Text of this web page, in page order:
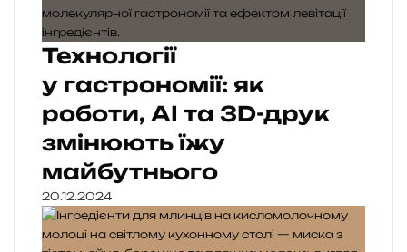
Технології
у гастрономії: як
роботи, AI та 3D-друк
змінюють їжу
майбутнього
20.12.2024